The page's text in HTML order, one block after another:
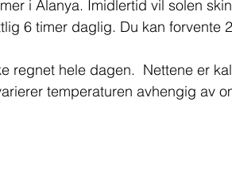
i Alanya. Imidlertid vil solen
6 timer daglig. Du kan forvente
regnet hele dagen. ​ Nettene er
temperaturen avhengig av